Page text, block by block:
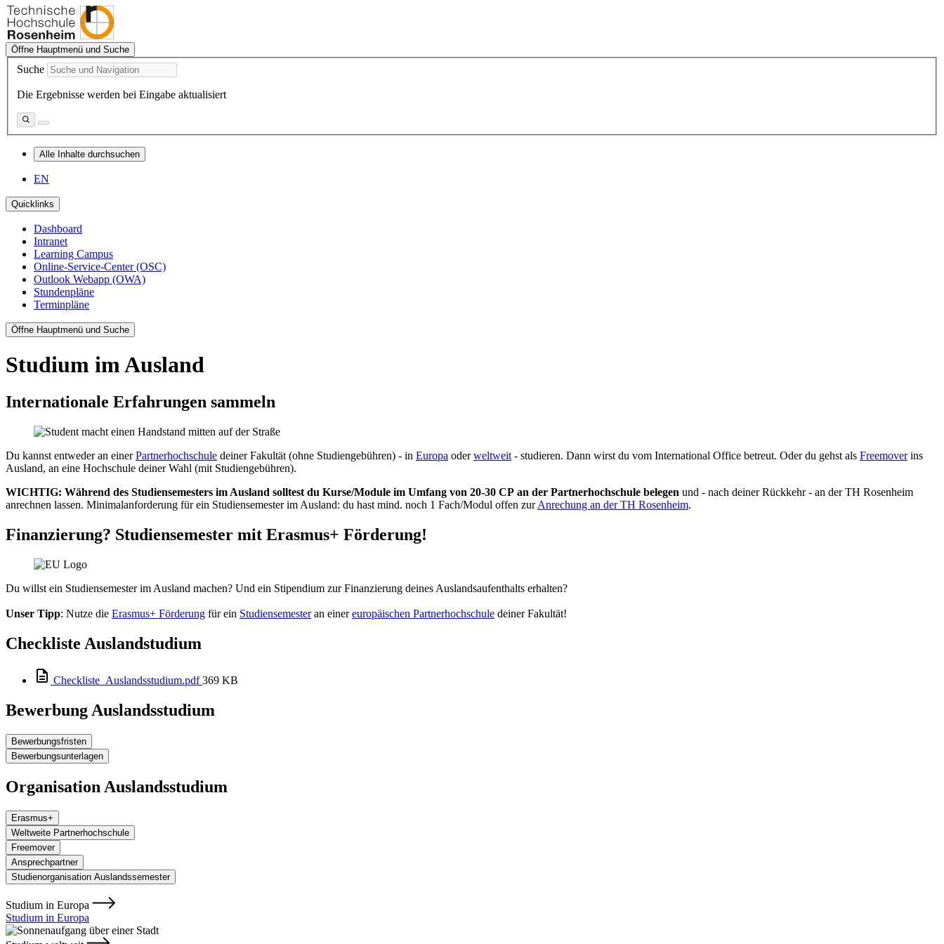
Öffne Hauptmenü und Suche
Suche
Die Ergebnisse werden bei Eingabe aktualisiert
Alle Inhalte durchsuchen
EN
Quicklinks
Dashboard
Intranet
Learning Campus
Online-Service-Center (OSC)
Outlook Webapp (OWA)
Stundenpläne
Terminpläne
Öffne Hauptmenü und Suche
Studium im Ausland
Internationale Erfahrungen sammeln
Du kannst entweder an einerPartnerhochschule deiner Fakultät (ohne Studiengebühren) - in Europa oderweltweit - studieren. Dann wirst du vom International Office betreut. Oder du gehst als Freemoverins
Ausland, an eine Hochschule deiner Wahl (mit Studiengebühren).
WICHTIG: Während des Studiensemesters im Ausland solltest du Kurse/Module im Umfang von 20-30 CP an der Partnerhochschule belegen und - nach deiner Rückkehr - an der TH Rosenheim
anrechnen lassen. Minimalanforderung für ein Studiensemester im Ausland: du hast mind. noch 1 Fach/Modul offen zurAnrechung an der TH Rosenheim.
Finanzierung? Studiensemester mit Erasmus+ Förderung!
Du willst ein Studiensemester im Ausland machen? Und ein Stipendium zur Finanzierung deines Auslandsaufenthalts erhalten?
Unser Tipp: Nutze die Erasmus+ Förderung für ein Studiensemesteran einereuropäischen Partnerhochschule deiner Fakultät!
Checkliste Auslandstudium
Checkliste_Auslandsstudium.pdf 369 KB
Bewerbung Auslandsstudium
Bewerbungsfristen
Bewerbungsunterlagen
Organisation Auslandsstudium
Erasmus+
Weltweite Partnerhochschule
Freemover
Ansprechpartner
Studienorganisation Auslandssemester
Studium in Europa
Studium in Europa